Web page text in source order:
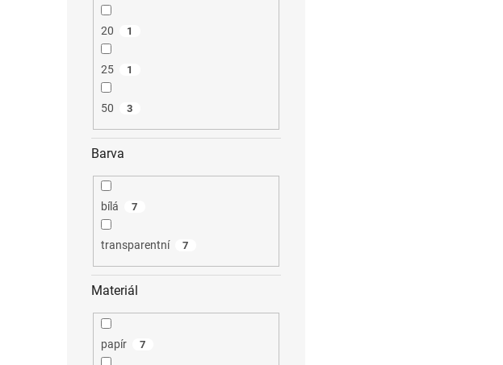
20 1
25 1
50 3
Barva
bílá 7
transparentní 7
Materiál
papír 7